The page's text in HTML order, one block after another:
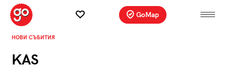
GoMap
НОВИ СЪБИТИЯ
KAS